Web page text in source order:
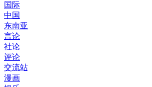
国际
中国
东南亚
言论
社论
评论
交流站
漫画